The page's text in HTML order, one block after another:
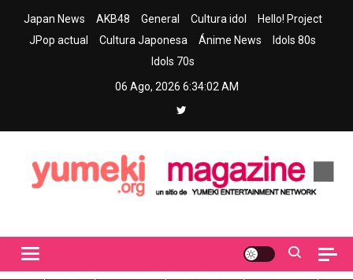
Japan News AKB48 General Cultura idol
Hello! Project
JPop actual
Cultura Japonesa Ánime News
Idols 80s
Idols 70s
06 Ago, 2026 6:34:03 AM